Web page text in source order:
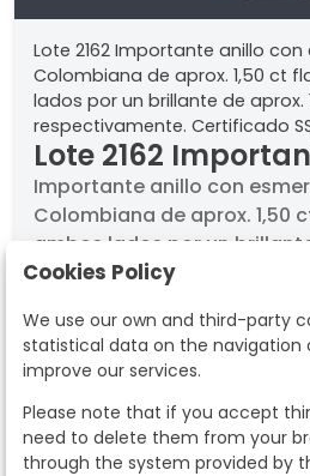
Lote 2162 Importante anillo
Colombiana de aprox. 1,50 ct
lados por un brillante de aprox.
respectivamente. Certificado
Lote 2162
esmeralda central
de aprox. 1,50 ct
ambos lados por
de aprox. 1,36 ct y
respectivamente.
SSEF.
Importante anillo con
Colombiana de aprox. 1,50
ambos lados por un
1,44 ct respectivamente.
procedencia Colombia y
tratamiento, con un
saturación. Los brillantes
pureza VS. Realizado en
de 18K.
Cookies Policy
We use our own and third-party
statistical data on the navigation
improve our services.
Please note that if you accept
need to delete them from your
through the system provided by